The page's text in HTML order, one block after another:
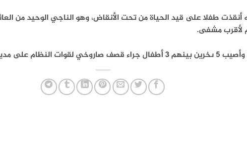
طفلا على قيد الحياة من تحت الأنقاض، وهو الناجي الوحيد من
لأقرب مشفى.
على مدينة سرمين شرقي إدلب.